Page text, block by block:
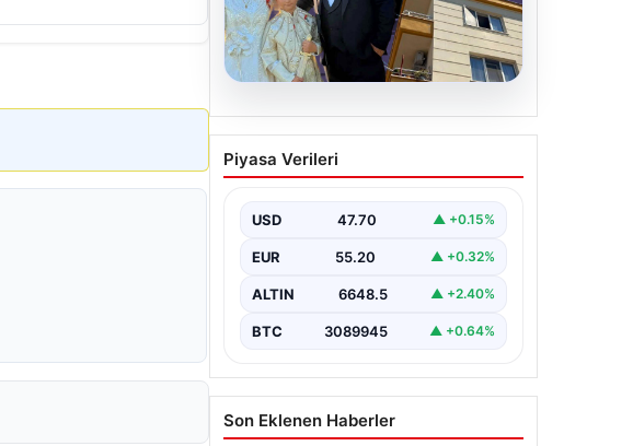
Çanakkale’de böcek
ilaçlaması felakete
annesi yoğun bakımda
Piyasa Verileri
USD 47.70 ▲ +0.15%
EUR 55.20 ▲ +0.32%
ALTIN 6648.5 ▲ +2.40%
BTC 3089945 ▲ +0.64%
Son Eklenen Haberler